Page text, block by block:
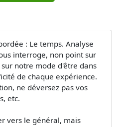
: Le temps. Analyse
interroge, non point sur
notre mode d'être dans
de chaque expérience.
ne déversez pas vos
etc.
vers le général, mais